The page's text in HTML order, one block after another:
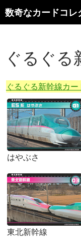
ン
ス
キ
ッ
プ
数奇なカードコレ
検
索
ぐるぐる
ぐるぐる新幹線カー
はやぶさ
東北新幹線